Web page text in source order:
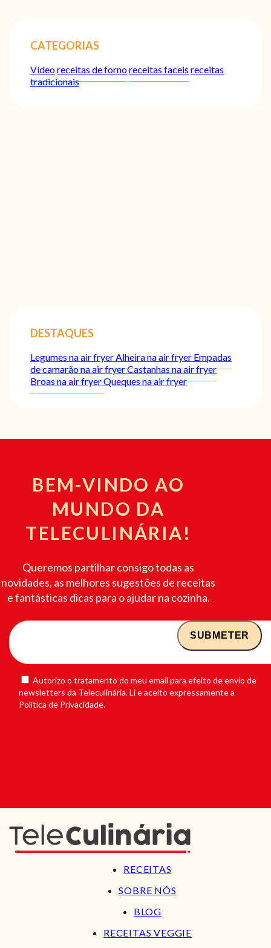
CATEGORIAS
Vídeoreceitas de fornoreceitas faceis receitas
tradicionais
DESTAQUES
Legumes na air fryerAlheira na air fryer Empadas
de camarão na air fryerCastanhas na air fryer
Broas na air fryerQueques na air fryer
BEM-VINDO AO
MUNDO DA
TELECULINÁRIA!
Queremos partilhar consigo todas as
novidades, as melhores sugestões de receitas
e fantásticas dicas para o ajudar na cozinha.
Autorizo o tratamento do meu email para efeito de envio de
newsletters da Teleculinária. Li e aceito expressamente a
Política de Privacidade.
RECEITAS
SOBRE NÓS
BLOG
RECEITAS VEGGIE